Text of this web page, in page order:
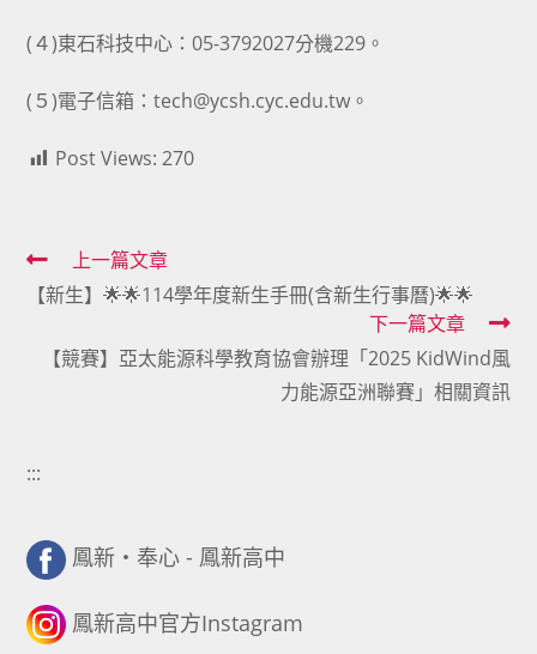
(４)東石科技中心：05-3792027分機229。
(５)電子信箱：tech@ycsh.cyc.edu.tw。
Post Views: 270
Read
more
articles
上一篇文章
【新生】🌟🌟114學年度新生手冊(含新生行事曆)🌟🌟
下一篇文章
【競賽】亞太能源科學教育協會辦理「2025 KidWind風
力能源亞洲聯賽」相關資訊
:::
鳳新・奉心 - 鳳新高中
鳳新高中官方Instagram